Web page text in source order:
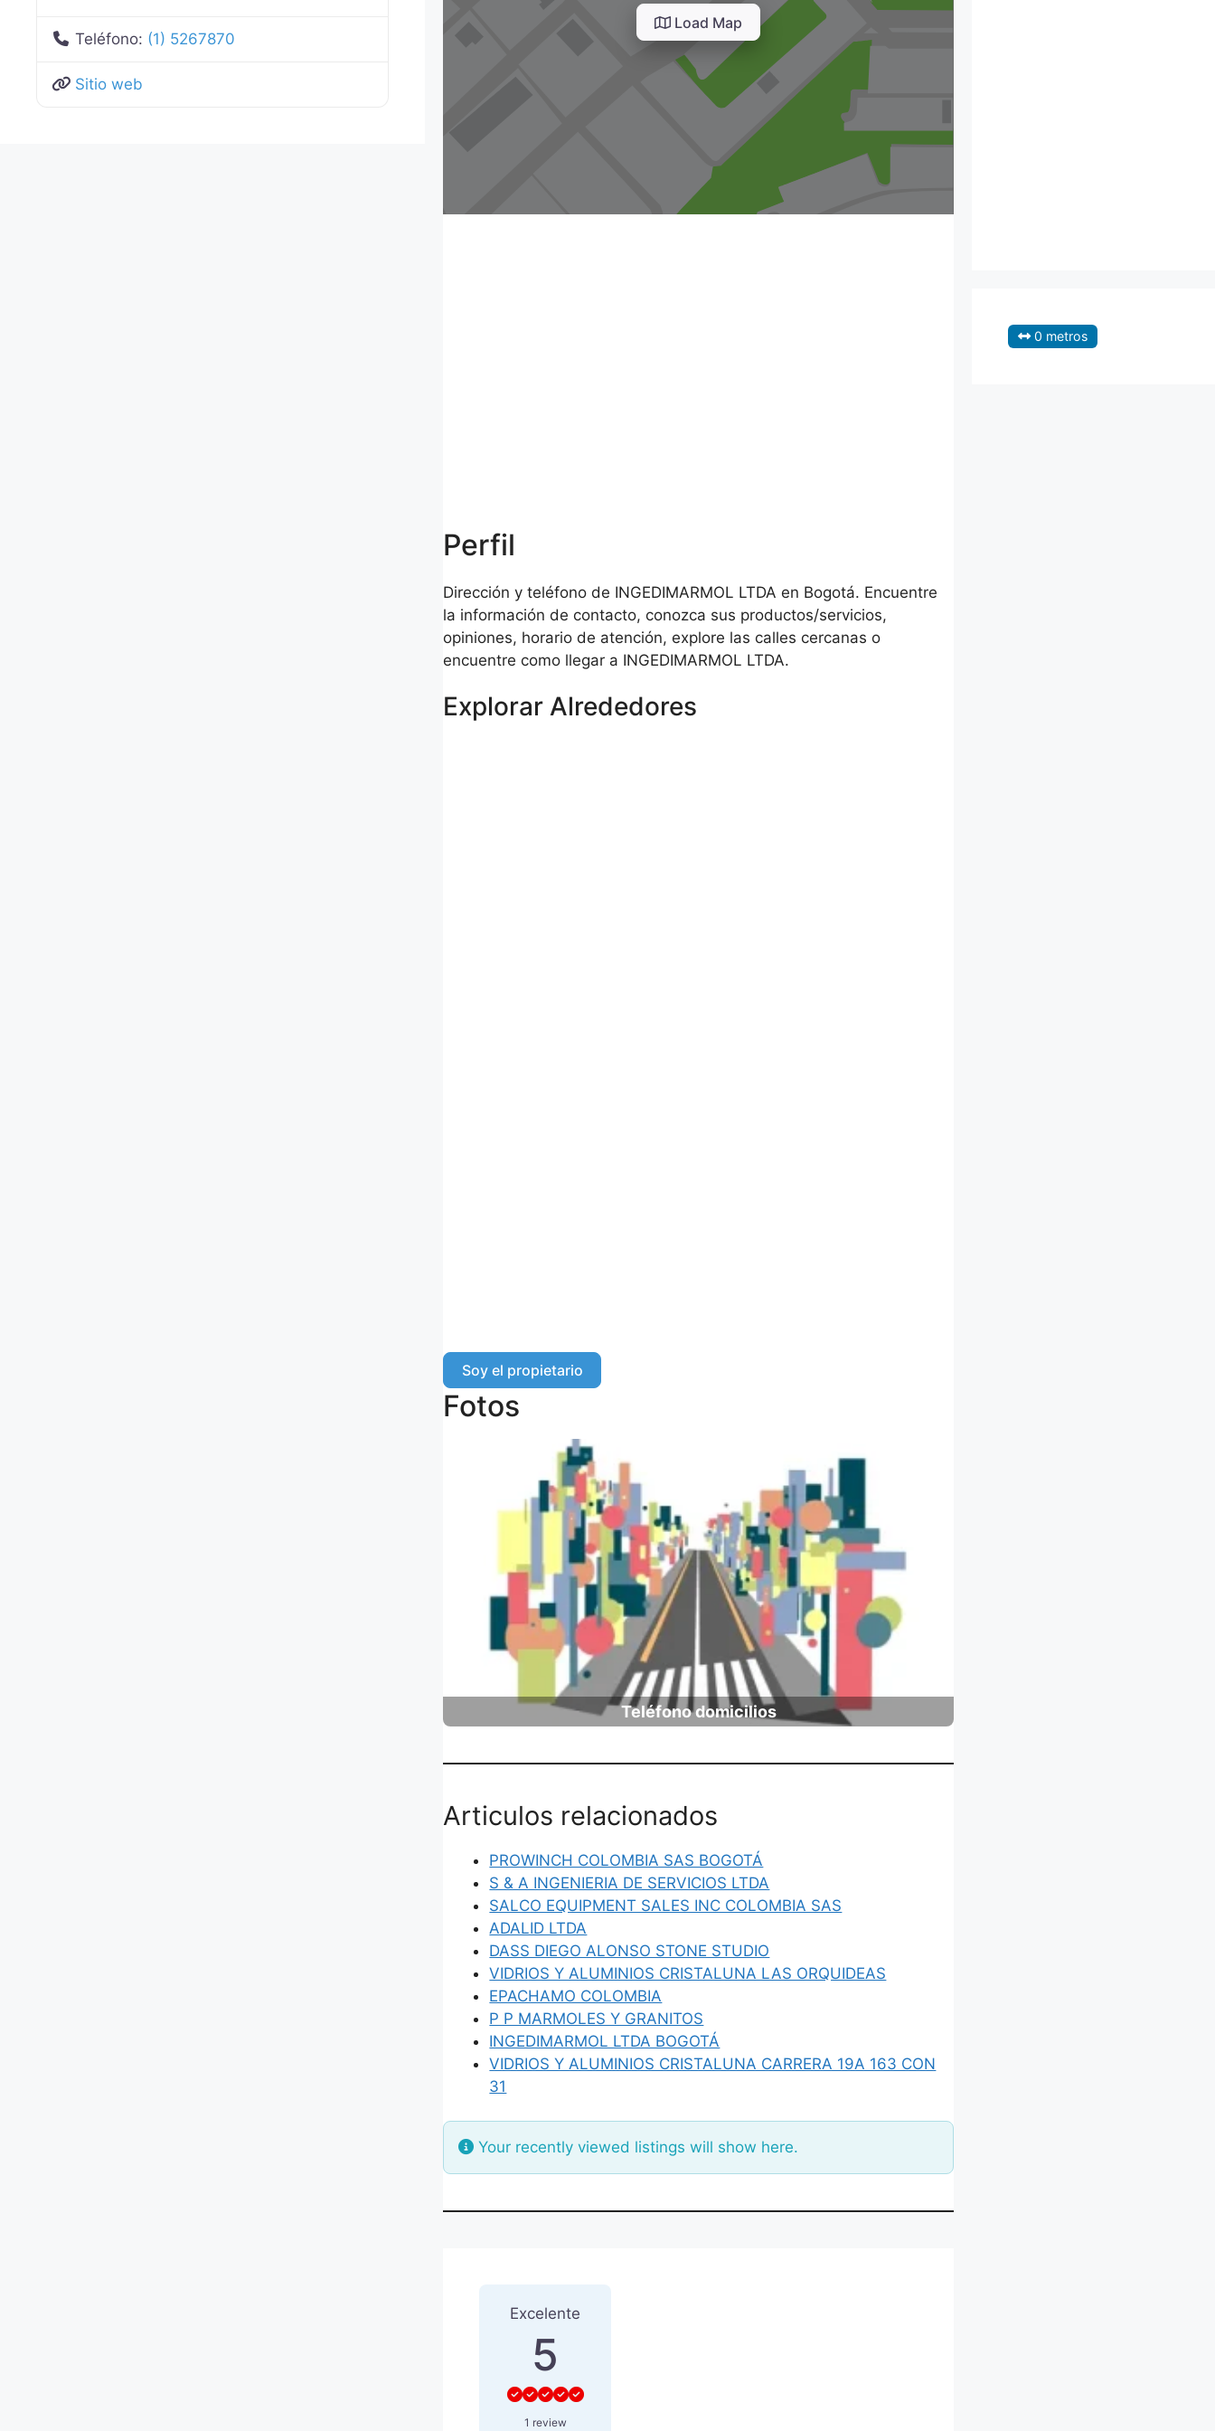
Load Map
Perfil
Dirección y teléfono de INGEDIMARMOL LTDA en Bogotá. Encuentre
la información de contacto, conozca sus productos/servicios,
opiniones, horario de atención, explore las calles cercanas o
encuentre como llegar a INGEDIMARMOL LTDA.
Explorar Alrededores
Soy el propietario
Fotos
Teléfono domicilios
Articulos relacionados
PROWINCH COLOMBIA SAS BOGOTÁ
S & A INGENIERIA DE SERVICIOS LTDA
SALCO EQUIPMENT SALES INC COLOMBIA SAS
ADALID LTDA
DASS DIEGO ALONSO STONE STUDIO
VIDRIOS Y ALUMINIOS CRISTALUNA LAS ORQUIDEAS
EPACHAMO COLOMBIA
P P MARMOLES Y GRANITOS
INGEDIMARMOL LTDA BOGOTÁ
VIDRIOS Y ALUMINIOS CRISTALUNA CARRERA 19A 163 CON
31
Your recently viewed listings will show here.
Excelente
5
1 review
Teléfono: (1) 5267870
Sitio web
0 metros